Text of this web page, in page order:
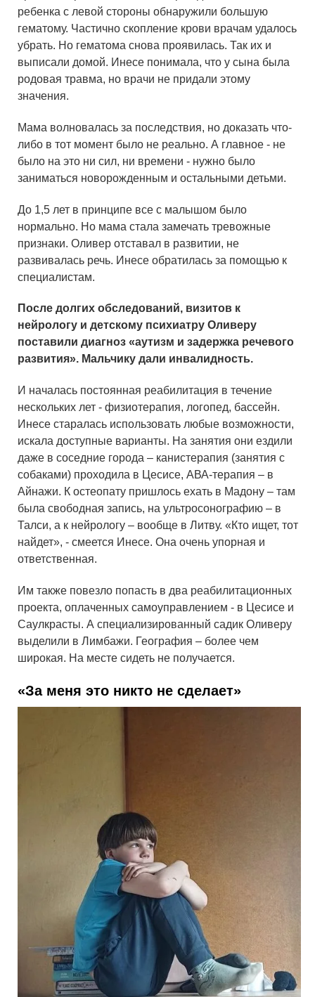
ребенка с левой стороны обнаружили большую
гематому. Частично скопление крови врачам удалось
убрать. Но гематома снова проявилась. Так их и
выписали домой. Инесе понимала, что у сына была
родовая травма, но врачи не придали этому
значения.
Мама волновалась за последствия, но доказать что-
либо в тот момент было не реально. А главное - не
было на это ни сил, ни времени - нужно было
заниматься новорожденным и остальными детьми.
До 1,5 лет в принципе все с малышом было
нормально. Но мама стала замечать тревожные
признаки. Оливер отставал в развитии, не
развивалась речь. Инесе обратилась за помощью к
специалистам.
После долгих обследований, визитов к
нейрологу и детскому психиатру Оливеру
поставили диагноз «аутизм и задержка речевого
развития». Мальчику дали инвалидность.
И началась постоянная реабилитация в течение
нескольких лет - физиотерапия, логопед, бассейн.
Инесе старалась использовать любые возможности,
искала доступные варианты. На занятия они ездили
даже в соседние города – канистерапия (занятия с
собаками) проходила в Цесисе, АВА-терапия – в
Айнажи. К остеопату пришлось ехать в Мадону – там
была свободная запись, на ультросонографию – в
Талси, а к нейрологу – вообще в Литву. «Кто ищет, тот
найдет», - смеется Инесе. Она очень упорная и
ответственная.
Им также повезло попасть в два реабилитационных
проекта, оплаченных самоуправлением - в Цесисе и
Саулкрасты. А специализированный садик Оливеру
выделили в Лимбажи. География – более чем
широкая. На месте сидеть не получается.
«За меня это никто не сделает»